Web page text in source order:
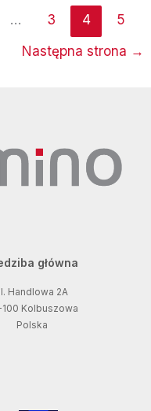
… 3 4
5
Następna strona →
główna
Handlowa 2A
Kolbuszowa
Polska